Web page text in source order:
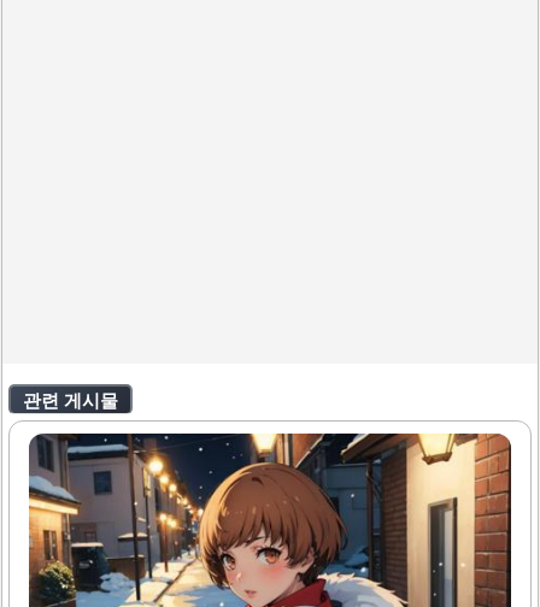
관련 게시물